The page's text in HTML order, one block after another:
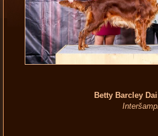
Betty Barcley